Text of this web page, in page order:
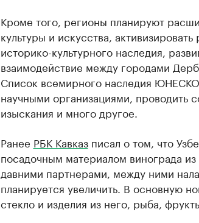
Кроме того, регионы планируют
культуры и искусства,
историко-культурного наследия,
взаимодействие между городами
Список всемирного наследия
научными организациями, проводить
изыскания и много другое.
Ранее РБК Кавказписал о том, что
посадочным материалом винограда
давними партнерами, между ними
планируется увеличить. В основную
стекло и изделия из него, рыба,